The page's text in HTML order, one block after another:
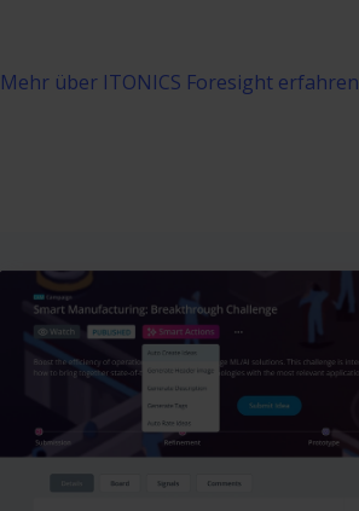
Mehr über ITONICS Foresight erfahren